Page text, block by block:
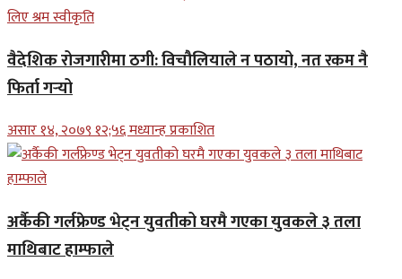
वैदेशिक रोजगारीमा ठगी: विचौलियाले न पठायो, नत रकम नै
फिर्ता गर्‍यो
असार १४, २०७९ १२;५६ मध्यान्ह प्रकाशित
अर्कैकी गर्लफ्रेण्ड भेट्न युवतीको घरमै गएका युवकले ३ तला
माथिबाट हाम्फाले